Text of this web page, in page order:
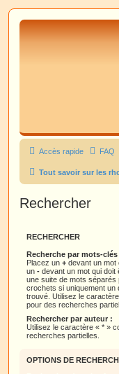
Accès rapide FAQ
Tout savoir sur les
Rechercher
RECHERCHER
Recherche par mots-clés
Placez un + devant un mot
un - devant un mot qui doit
une suite de mots séparés
crochets si uniquement un
trouvé. Utilisez le
pour des recherches
Rechercher par auteur :
Utilisez le caractère « * »
recherches partielles.
OPTIONS DE